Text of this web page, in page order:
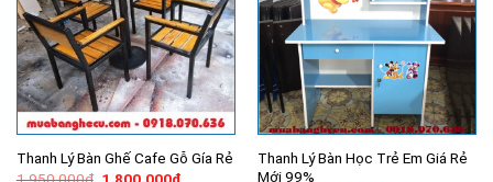
Thanh Lý Bàn Ghế Cafe Gỗ Gía Rẻ
1,950,000₫ Giá
1,800,000₫Giá
Thanh Lý Bàn Học Trẻ Em Giá Rẻ
Mới 99%